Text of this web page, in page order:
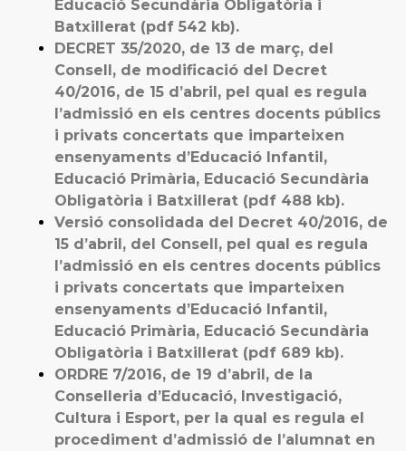
Educació Secundària Obligatòria i
Batxillerat (pdf 542 kb).
DECRET 35/2020, de 13 de març, del
Consell, de modificació del Decret
40/2016, de 15 d’abril, pel qual es regula
l’admissió en els centres docents públics
i privats concertats que imparteixen
ensenyaments d’Educació Infantil,
Educació Primària, Educació Secundària
Obligatòria i Batxillerat (pdf 488 kb).
Versió consolidada del Decret 40/2016, de
15 d’abril, del Consell, pel qual es regula
l’admissió en els centres docents públics
i privats concertats que imparteixen
ensenyaments d’Educació Infantil,
Educació Primària, Educació Secundària
Obligatòria i Batxillerat (pdf 689 kb).
ORDRE 7/2016, de 19 d’abril, de la
Conselleria d’Educació, Investigació,
Cultura i Esport, per la qual es regula el
procediment d’admissió de l’alumnat en